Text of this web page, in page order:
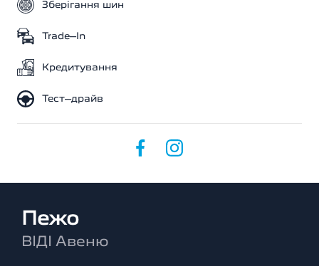
Зберігання шин
Trade–In
Кредитування
Тест–драйв
Пежо
ВІДІ Авеню